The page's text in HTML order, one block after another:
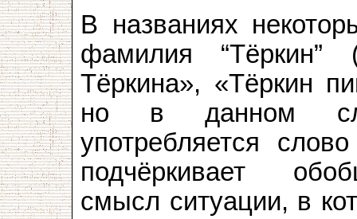
В названиях
фамилия “Тёркин”
Тёркина», «Тёркин
но в данном
употребляется
подчёркивает
смысл ситуации, в